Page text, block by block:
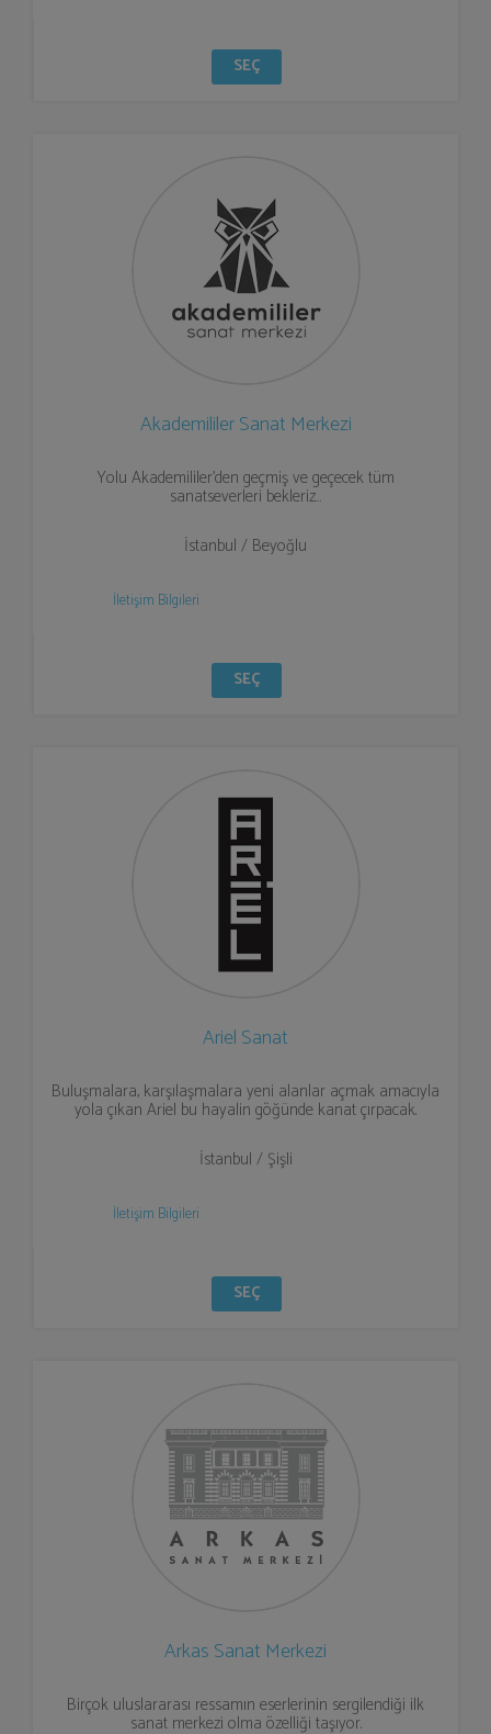
SEÇ
Akademililer Sanat Merkezi
Yolu Akademililer’den geçmiş ve geçecek tüm
sanatseverleri bekleriz…
İstanbul / Beyoğlu
İletişim Bilgileri
SEÇ
Ariel Sanat
Buluşmalara, karşılaşmalara yeni alanlar açmak amacıyla
yola çıkan Ariel bu hayalin göğünde kanat çırpacak.
İstanbul / Şişli
İletişim Bilgileri
SEÇ
Arkas Sanat Merkezi
Birçok uluslararası ressamın eserlerinin sergilendiği ilk
sanat merkezi olma özelliği taşıyor.